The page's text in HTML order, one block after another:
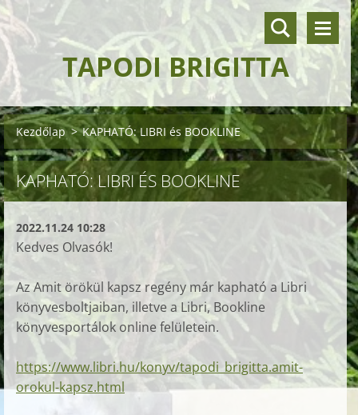
TAPODI BRIGITTA
Kezdőlap > KAPHATÓ: LIBRI és BOOKLINE
KAPHATÓ: LIBRI ÉS BOOKLINE
2022.11.24 10:28
Kedves Olvasók!
Az Amit örökül kapsz regény már kapható a Libri
könyvesboltjaiban, illetve a Libri, Bookline
könyvesportálok online felületein.
https://www.libri.hu/konyv/tapodi_brigitta.amit-
orokul-kapsz.html